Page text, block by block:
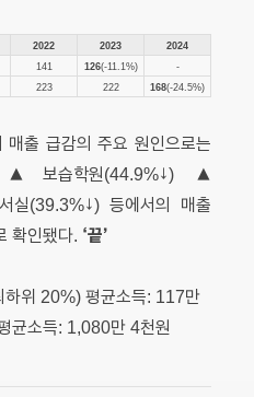
2022 2023
2024
141 126(-11.1%)
-
223 222 168(-24.5%)
출 급감의 주요 원인으로는
▲보습학원(44.9%↓) ▲
실(39.3%↓) 등에서의 매출
확인됐다. ‘끝’
위 20%) 평균소득: 117만
균소득: 1,080만 4천원